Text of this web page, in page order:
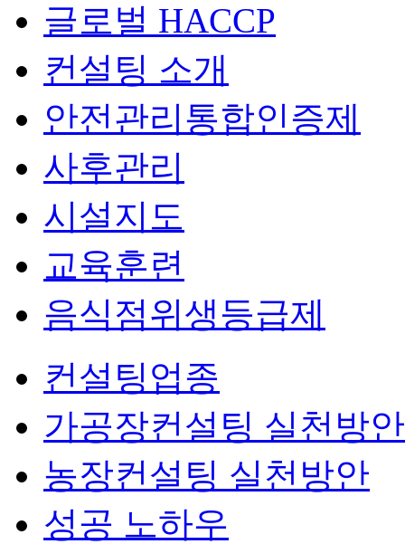
글로벌 HACCP
컨설팅 소개
안전관리통합인증제
사후관리
시설지도
교육훈련
음식점위생등급제
컨설팅업종
가공장컨설팅 실천방안
농장컨설팅 실천방안
성공 노하우